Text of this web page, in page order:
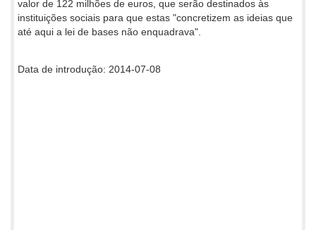
valor de 122 milhões de euros, que serão destinados às
instituições sociais para que estas "concretizem as ideias que
até aqui a lei de bases não enquadrava".
Data de introdução: 2014-07-08